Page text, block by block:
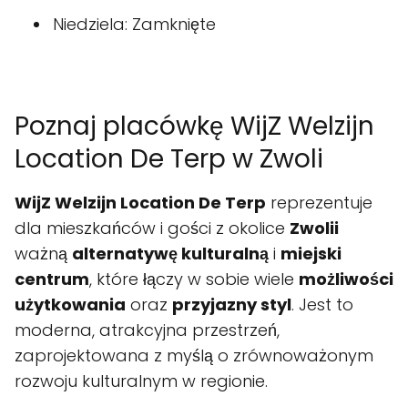
Niedziela: Zamknięte
Poznaj placówkę WijZ Welzijn
Location De Terp w Zwoli
WijZ Welzijn Location De Terp reprezentuje
dla mieszkańców i gości z okolice Zwolii
ważną alternatywę kulturalną i miejski
centrum, które łączy w sobie wiele możliwości
użytkowania oraz przyjazny styl. Jest to
moderna, atrakcyjna przestrzeń,
zaprojektowana z myślą o zrównoważonym
rozwoju kulturalnym w regionie.